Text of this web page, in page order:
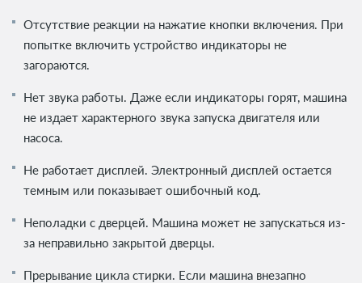
Отсутствие реакции на нажатие кнопки включения. При
попытке включить устройство индикаторы не
загораются.
Нет звука работы. Даже если индикаторы горят, машина
не издает характерного звука запуска двигателя или
насоса.
Не работает дисплей. Электронный дисплей остается
темным или показывает ошибочный код.
Неполадки с дверцей. Машина может не запускаться из-
за неправильно закрытой дверцы.
Прерывание цикла стирки. Если машина внезапно